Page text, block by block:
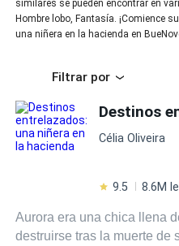
similares se pueden encontrar en
Hombre lobo, Fantasía. ¡Comience
una niñera en la hacienda en
Filtrar por
Célia Oliveira
9.5 8.6M
Aurora era una chica llena
destruirse tras la muerte de